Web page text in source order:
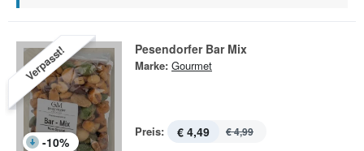
Verpasst!
-10%
Pesendorfer Bar Mix
Marke: Gourmet
Preis: € 4,49 € 4,99